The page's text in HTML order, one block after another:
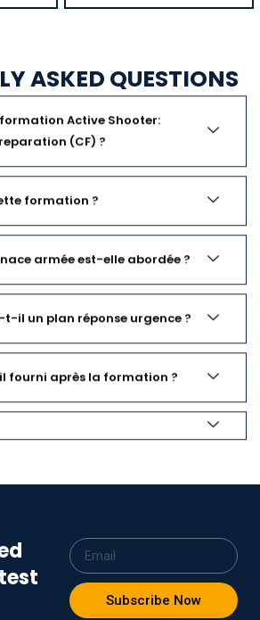
ASKED QUESTIONS
Active Shooter:
(CF) ?
formation ?
armée est-elle abordée ?
t-il un plan réponse urgence ?
fourni après la formation ?
Subscribe Now